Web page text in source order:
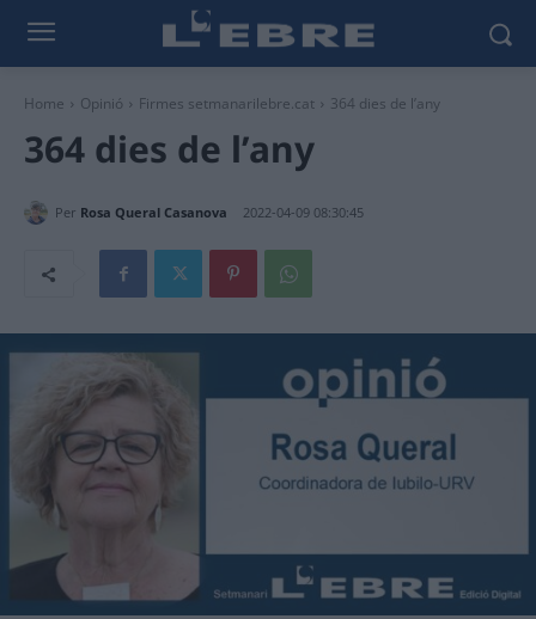
Home Opinió Firmes setmanarilebre.cat 364 dies de l’any
364 dies de l’any
Per Rosa Queral Casanova 2022-04-09 08:30:45